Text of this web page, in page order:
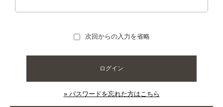
次回からの入力を省略
ログイン
» パスワードを忘れた方はこちら